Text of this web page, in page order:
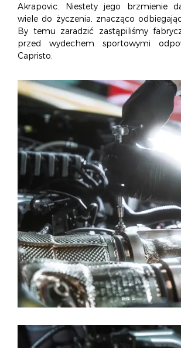
Akrapovic. Niestety jego brzmienie
wiele do życzenia, znacząco
By temu zaradzić zastąpiliśmy
przed wydechem sportowymi
Capristo.